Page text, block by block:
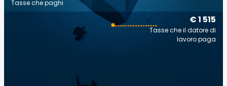
€ 1 515
Tasse che il datore di
lavoro paga
Tasse che paghi